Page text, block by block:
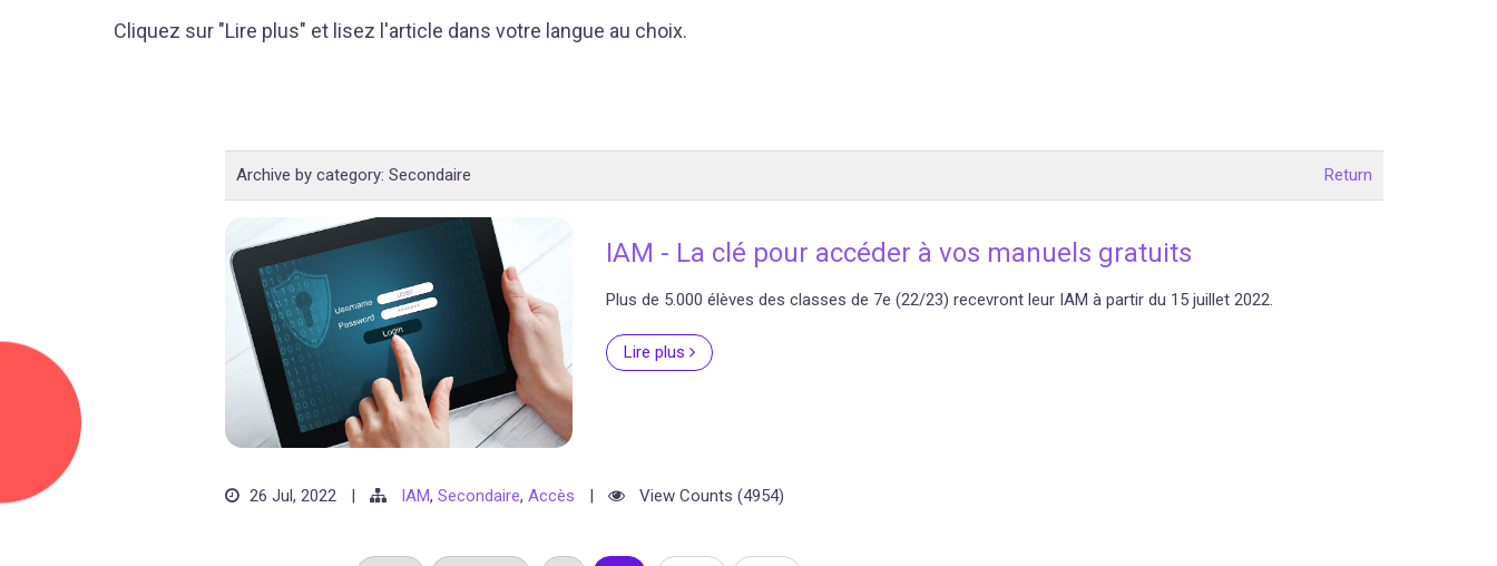
Cliquez sur "Lire plus" et lisez l'article dans votre langue au choix.
Archive by category: Secondaire Return
IAM - La clé pour accéder à vos manuels gratuits
Plus de 5.000 élèves des classes de 7e (22/23) recevront leur IAM à partir du 15 juillet 2022.
Lire plus
26 Jul, 2022 | IAM, Secondaire, Accès | View Counts (4954)